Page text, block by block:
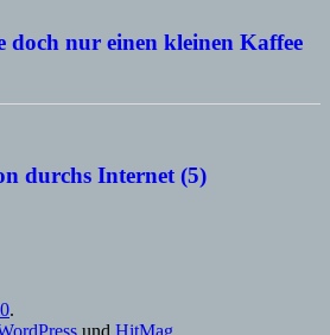
doch nur einen kleinen Kaffee
durchs Internet (5)
.